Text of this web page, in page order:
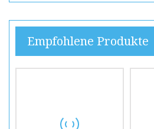
Empfohlene Produkte